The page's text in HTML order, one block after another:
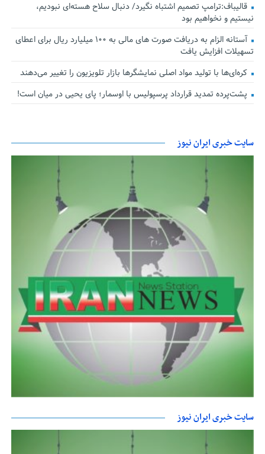
قالیباف:ترامپ تصمیم اشتباه نگیرد/ دنبال سلاح هسته‌ای نبودیم،
نیستیم و نخواهیم بود
آستانه الزام به دریافت صورت های مالی به ۱۰۰ میلیارد ریال برای اعطای
تسهیلات افزایش یافت
کره‌ای‌ها با تولید مواد اصلی نمایشگرها بازار تلویزیون را تغییر می‌دهند
پشت‌پرده تمدید قرارداد پرسپولیس با اوسمار؛ پای یحیی در میان است!
سایت خبری ایران نیوز
سایت خبری ایران نیوز